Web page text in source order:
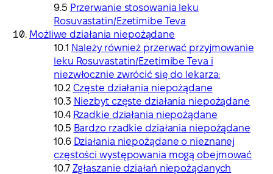
Przerwanie stosowania leku
Rosuvastatin/Ezetimibe Teva
Możliwe działania niepożądane
Należy również przerwać przyjmowanie
leku Rosuvastatin/Ezetimibe Teva i
niezwłocznie zwrócić się do lekarza:
Częste działania niepożądane
Niezbyt częste działania niepożądane
Rzadkie działania niepożądane
Bardzo rzadkie działania niepożądane
Działania niepożądane o nieznanej
częstości występowania mogą obejmować
Zgłaszanie działań niepożądanych